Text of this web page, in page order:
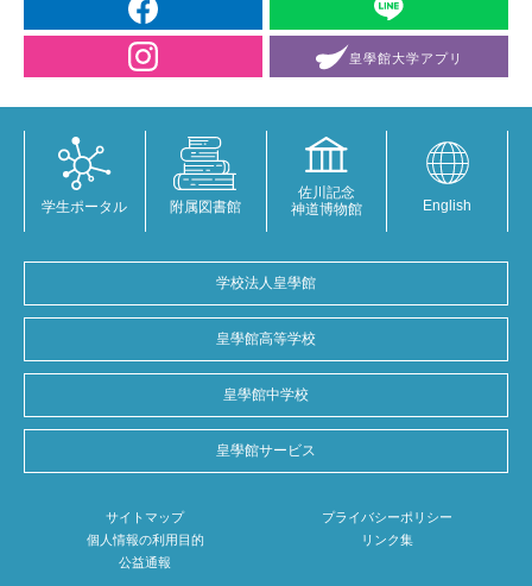
学校法人皇學館
皇學館高等学校
皇學館中学校
皇學館サービス
サイトマップ
プライバシーポリシー
個人情報の利用目的
リンク集
公益通報
学生ポータル 附属図書館
佐川記念
神道博物館
English
皇學館大学アプリ